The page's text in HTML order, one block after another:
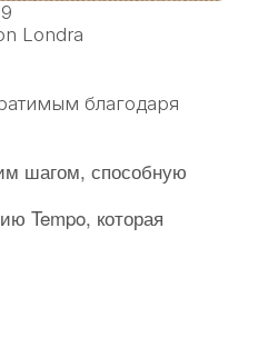
Londra
благодаря
шагом, способную
Tempo, которая